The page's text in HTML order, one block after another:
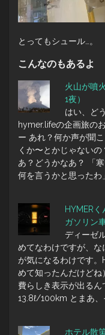
とってもシュール…。
こんなのもあるよ
火山が噴
1夜）
はい、ど
hymer.lifeの企画旅の
ー あれ？何か声が聞
くか〜とかじゃない
あ？どうかなあ？ 「
何を言うかと思ったわ
HYMER
ガソリン
ディーゼ
めてなわけですが、
が気になるわけです。
めて知ったんだけど
費らしき表示が出るん
13.8ℓ/100km とまあ、
ホテル散